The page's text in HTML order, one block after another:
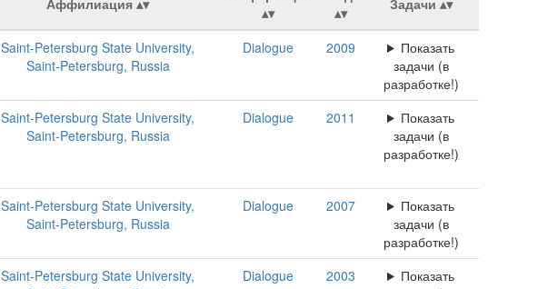
Аффилиация Задачи
Saint-Petersburg State University,
Saint-Petersburg, Russia
Dialogue 2009
Показать
задачи (в
разработке!)
Saint-Petersburg State University,
Saint-Petersburg, Russia
Dialogue 2011
Показать
задачи (в
разработке!)
Saint-Petersburg State University,
Saint-Petersburg, Russia
Dialogue 2007
Показать
задачи (в
разработке!)
Saint-Petersburg State University,
Dialogue 2003
Показать